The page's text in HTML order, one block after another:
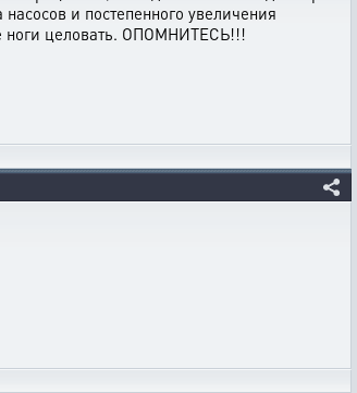
и постепенного увеличения
ноги целовать. ОПОМНИТЕСЬ!!!